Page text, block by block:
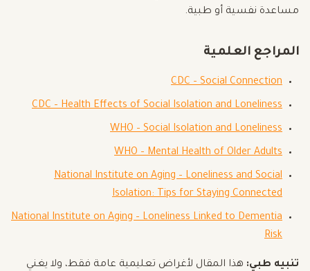
مساعدة نفسية أو طبية.
المراجع العلمية
CDC – Social Connection
CDC – Health Effects of Social Isolation and Loneliness
WHO – Social Isolation and Loneliness
WHO – Mental Health of Older Adults
National Institute on Aging – Loneliness and Social
Isolation: Tips for Staying Connected
National Institute on Aging – Loneliness Linked to Dementia
Risk
تنبيه طبي: هذا المقال لأغراض تعليمية عامة فقط، ولا يغني